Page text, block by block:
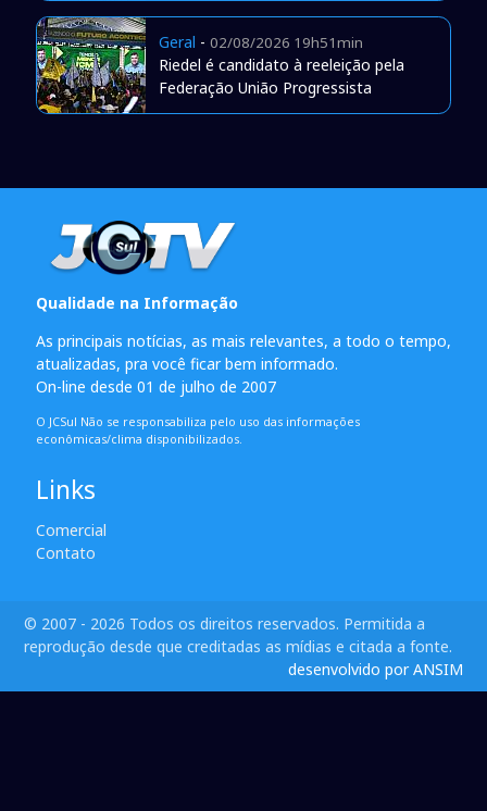
Geral - 02/08/2026 19h51min
Riedel é candidato à reeleição pela
Federação União Progressista
Qualidade na Informação
As principais notícias, as mais relevantes, a todo o tempo,
atualizadas, pra você ficar bem informado.
On-line desde 01 de julho de 2007
O JCSul Não se responsabiliza pelo uso das informações
econômicas/clima disponibilizados.
Links
Comercial
Contato
© 2007 - 2026 Todos os direitos reservados. Permitida a
reprodução desde que creditadas as mídias e citada a fonte.
desenvolvido por ANSIM